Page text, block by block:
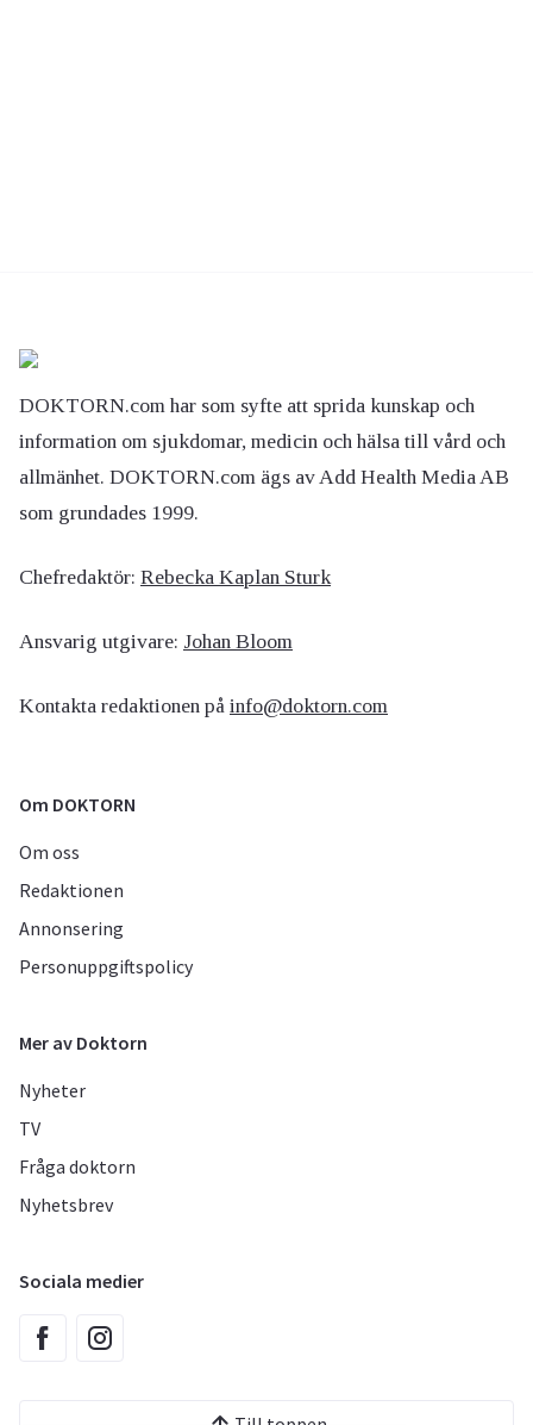
DOKTORN.com har som syfte att sprida kunskap och
information om sjukdomar, medicin och hälsa till vård och
allmänhet. DOKTORN.com ägs av Add Health Media AB
som grundades 1999.
Chefredaktör: Rebecka Kaplan Sturk
Ansvarig utgivare: Johan Bloom
Kontakta redaktionen på info@doktorn.com
Om DOKTORN
Om oss
Redaktionen
Annonsering
Personuppgiftspolicy
Mer av Doktorn
Nyheter
TV
Fråga doktorn
Nyhetsbrev
Sociala medier